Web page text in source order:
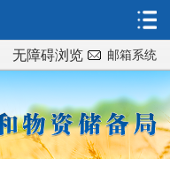
邮箱系统
无障碍浏览